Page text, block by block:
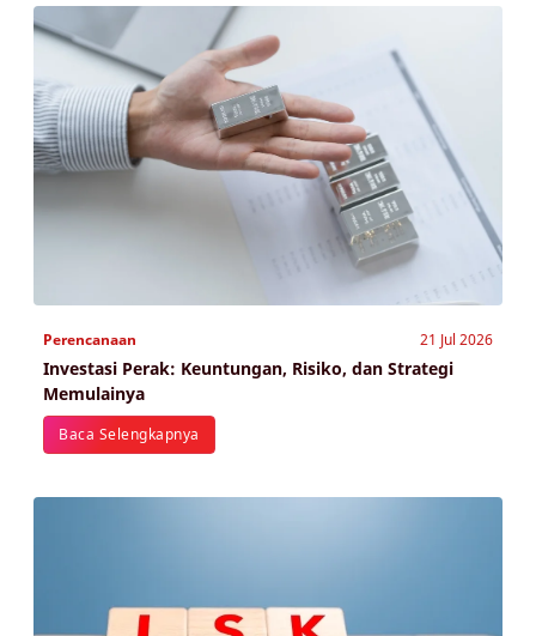
Perencanaan 21 Jul 2026
Investasi Perak: Keuntungan, Risiko, dan Strategi
Memulainya
Baca Selengkapnya